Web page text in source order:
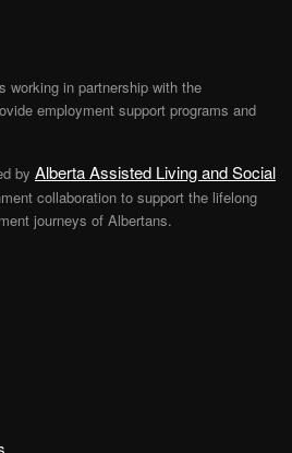
working in partnership with the
employment support programs and
by Alberta Assisted Living and Social
collaboration to support the lifelong
journeys of Albertans.